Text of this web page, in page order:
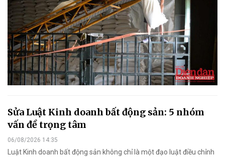
Sửa Luật Kinh doanh bất động sản: 5 nhóm
vấn đề trọng tâm
06/08/2026 14:35
Luật Kinh doanh bất động sản không chỉ là một đạo luật điều chỉnh